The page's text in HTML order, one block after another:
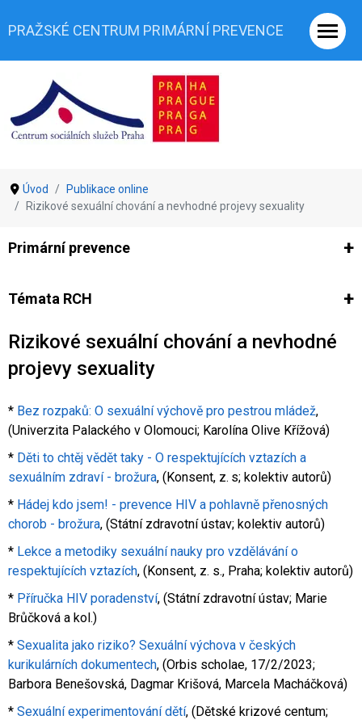
PRAŽSKÉ CENTRUM PRIMÁRNÍ PREVENCE
Úvod
Publikace online
Rizikové sexuální chování a nevhodné projevy sexuality
Primární prevence
Ze světa prevence
Témata RCH
Co je rizikové chování (RCH) Agrese a šikana Závislostní
Rizikové sexuální chování a nevhodné
projevy sexuality
* Bez rozpaků: O sexuální výchově pro pestrou mládež,
(Univerzita Palackého v Olomouci; Karolína Olive Křížová)
* Děti to chtěj vědět taky - O respektujících vztazích a
sexuálním zdraví - brožura, (Konsent, z. s; kolektiv autorů)
* Hádej kdo jsem! - prevence HIV a pohlavně přenosných
chorob - brožura, (Státní zdravotní ústav; kolektiv autorů)
* Lekce a metodiky sexuální nauky pro vzdělávání o
respektujících vztazích, (Konsent, z. s., Praha; kolektiv autorů)
* Příručka HIV poradenství, (Státní zdravotní ústav; Marie
Brůčková a kol.)
* Sexualita jako riziko? Sexuální výchova v českých
kurikulárních dokumentech, (Orbis scholae, 17/2/2023;
Barbora Benešovská, Dagmar Krišová, Marcela Macháčková)
* Sexuální experimentování dětí, (Dětské krizové centum;